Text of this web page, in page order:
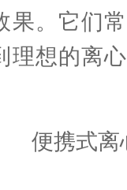
果。它们
理想的离